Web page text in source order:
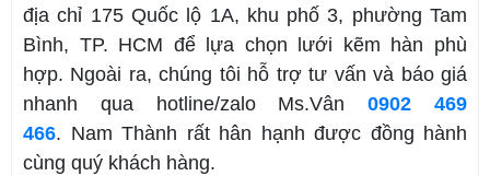
địa chỉ 175 Quốc lộ 1A, khu phố 3, phường Tam
Bình, TP. HCM để lựa chọn lưới kẽm hàn phù
hợp. Ngoài ra, chúng tôi hỗ trợ tư vấn và báo giá
nhanh qua hotline/zalo Ms.Vân0902 469
466. Nam Thành rất hân hạnh được đồng hành
cùng quý khách hàng.